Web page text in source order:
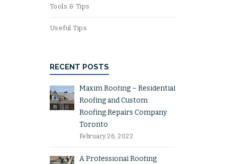
Tools & Tips
Useful Tips
RECENT POSTS
Maxim Roofing – Residential
Roofing and Custom
Roofing Repairs Company
Toronto
February 26, 2022
A Professional Roofing